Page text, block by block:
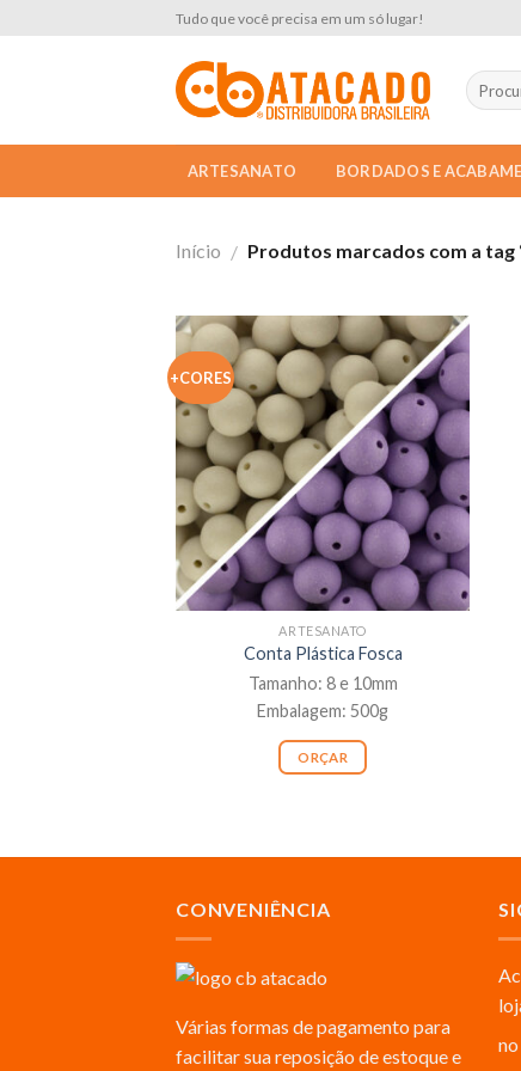
Tudo que você precisa em um só lugar!
ARTESANATO BORDADOS E
Início / Produtos marcados com a tag
+CORES
ARTESANATO
Conta Plástica Fosca
Tamanho: 8 e 10mm
Embalagem: 500g
ORÇAR
CONVENIÊNCIA
Várias formas de pagamento para
facilitar sua reposição de estoque e